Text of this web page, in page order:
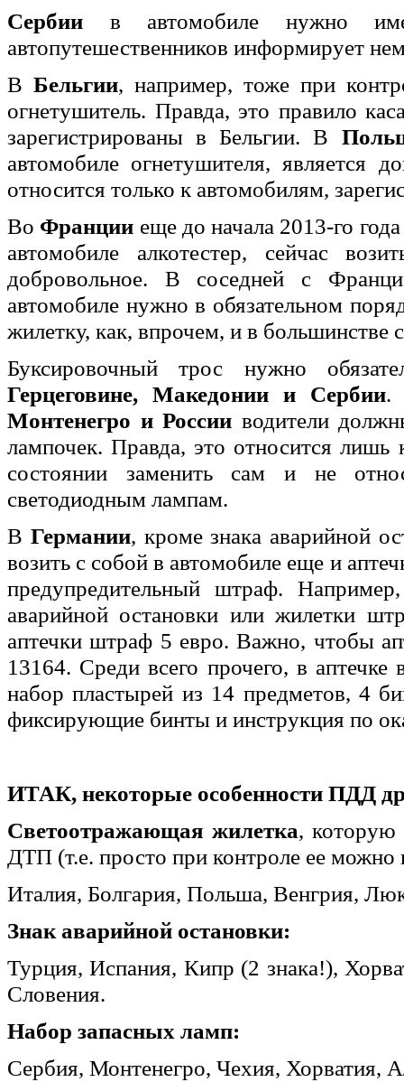
Сербии в автомобиле нужно
автопутешественников информирует
В Бельгии, например, тоже при
огнетушитель. Правда, это правило
зарегистрированы в Бельгии. В
автомобиле огнетушителя, является
относится только к автомобилям,
Во Франции еще до начала 2013-го
автомобиле алкотестер, сейчас
добровольное. В соседней с
автомобиле нужно в обязательном
жилетку, как, впрочем, и в большинстве
Буксировочный трос нужно
Герцеговине, Македонии и Сербии.
Монтенегро и России водители
лампочек. Правда, это относится
состоянии заменить сам и не
светодиодным лампам.
В Германии, кроме знака аварийной
возить с собой в автомобиле еще и
предупредительный штраф.
аварийной остановки или жилетки
аптечки штраф 5 евро. Важно, чтобы
13164. Среди всего прочего, в
набор пластырей из 14 предметов, 4
фиксирующие бинты и инструкция по
ИТАК, некоторые особенности ПДД
Светоотражающая жилетка, которую
ДТП (т.е. просто при контроле ее можно
Италия, Болгария, Польша, Венгрия,
Знак аварийной остановки:
Турция, Испания, Кипр (2 знака!),
Словения.
Набор запасных ламп:
Сербия, Монтенегро, Чехия, Хорватия,